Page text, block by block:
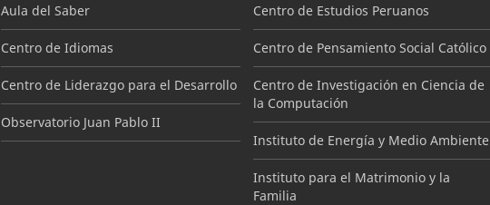
Aula del Saber
Centro de Idiomas
Centro de Liderazgo para el Desarrollo
Observatorio Juan Pablo II
Centro de Estudios Peruanos
Centro de Pensamiento Social Católico
Centro de Investigación en Ciencia de
la Computación
Instituto de Energía y Medio Ambiente
Instituto para el Matrimonio y la
Familia